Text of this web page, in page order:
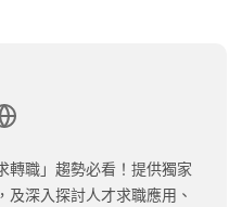
轉職」趨勢必看！提供獨家
深入探討人才求職應用、